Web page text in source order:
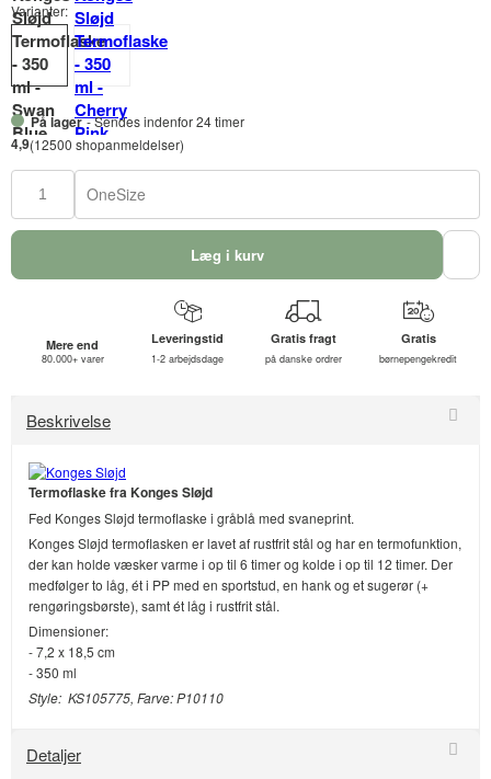
Varianter:
På lager- Sendes indenfor 24 timer
4,9(12500 shopanmeldelser)
OneSize
Læg i kurv
Mere end
80.000+ varer
Leveringstid
1-2 arbejdsdage
Gratis fragt
på danske ordrer
Gratis
børnepengekredit
Beskrivelse
Termoflaske fra Konges Sløjd
Fed Konges Sløjd termoflaske i gråblå med svaneprint.
Konges Sløjd termoflasken er lavet af rustfrit stål og har en termofunktion,
der kan holde væsker varme i op til 6 timer og kolde i op til 12 timer. Der
medfølger to låg, ét i PP med en sportstud, en hank og et sugerør (+
rengøringsbørste), samt ét låg i rustfrit stål.
Dimensioner:
- 7,2 x 18,5 cm
- 350 ml
Style: KS105775, Farve: P10110
Detaljer